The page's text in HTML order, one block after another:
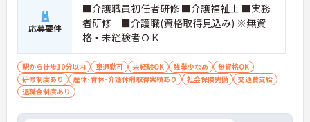
応募要件
■介護職員初任者研修 ■介護福祉士 ■実務
者研修 ■介護職(資格取得見込み) ※無資
格・未経験者ＯＫ
駅から徒歩10分以内 車通勤可 未経験OK 残業少なめ
無資格OK
研修制度あり
産休･育休･介護休暇取得実績あり 社会保険完備
交通費支給
退職金制度あり